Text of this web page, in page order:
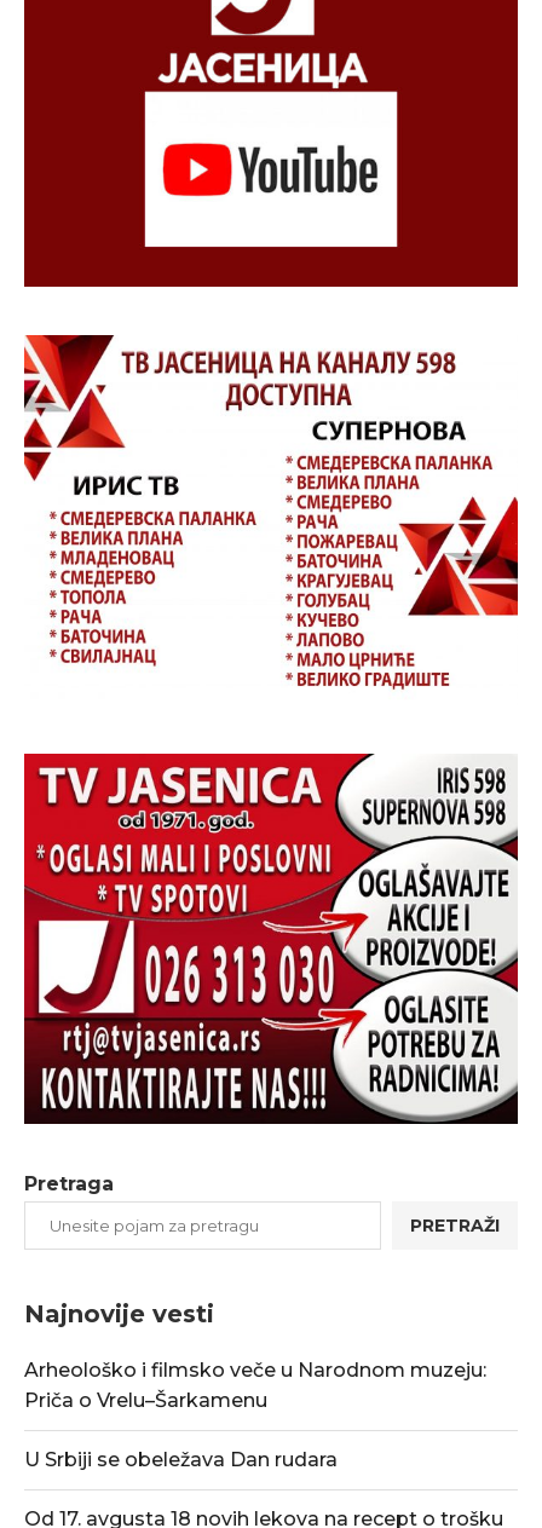
Pretraga
PRETRAŽI
Najnovije vesti
Arheološko i filmsko veče u Narodnom muzeju:
Priča o Vrelu–Šarkamenu
U Srbiji se obeležava Dan rudara
Od 17. avgusta 18 novih lekova na recept o trošku